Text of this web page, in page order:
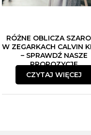
RÓŻNE OBLICZA
W ZEGARKACH CALVIN
– SPRAWDŹ NASZE
PROPOZYCJE
CZYTAJ WIĘCEJ